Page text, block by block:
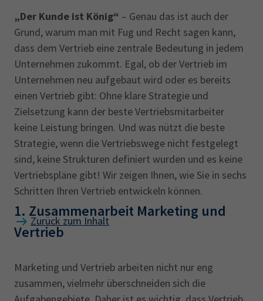
„Der Kunde ist König“ – Genau das ist auch der
Grund, warum man mit Fug und Recht sagen kann,
dass dem Vertrieb eine zentrale Bedeutung in jedem
Unternehmen zukommt. Egal, ob der Vertrieb im
Unternehmen neu aufgebaut wird oder es bereits
einen Vertrieb gibt: Ohne klare Strategie und
Zielsetzung kann der beste Vertriebsmitarbeiter
keine Leistung bringen. Und was nützt die beste
Strategie, wenn die Vertriebswege nicht festgelegt
sind, keine Strukturen definiert wurden und es keine
Vertriebspläne gibt! Wir zeigen Ihnen, wie Sie in sechs
Schritten Ihren Vertrieb entwickeln können.
Zurück zum Inhalt
1. Zusammenarbeit Marketing und
Vertrieb
Marketing und Vertrieb arbeiten nicht nur eng
zusammen, vielmehr überschneiden sich die